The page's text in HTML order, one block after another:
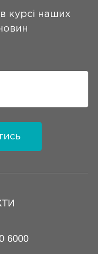
6000
в курсі наших